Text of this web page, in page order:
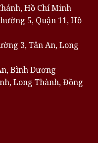
Hồ Chí Minh
5, Quận 11, Hồ
3, Tân An, Long
Bình Dương
Long Thành, Đồng